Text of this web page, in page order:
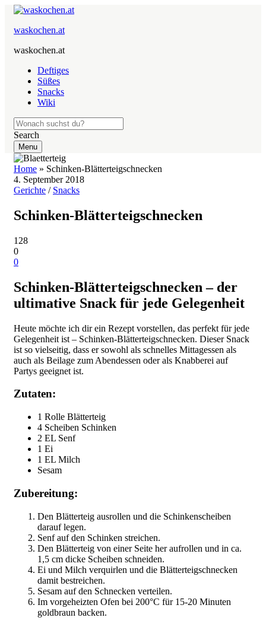
waskochen.at
waskochen.at
Deftiges
Süßes
Snacks
Wiki
Search
Menu
Home » Schinken-Blätterteigschnecken
4. September 2018
Gerichte / Snacks
Schinken-Blätterteigschnecken
128
0
0
Schinken-Blätterteigschnecken – der
ultimative Snack für jede Gelegenheit
Heute möchte ich dir ein Rezept vorstellen, das perfekt für jede
Gelegenheit ist – Schinken-Blätterteigschnecken. Dieser Snack
ist so vielseitig, dass er sowohl als schnelles Mittagessen als
auch als Beilage zum Abendessen oder als Knabberei auf
Partys geeignet ist.
Zutaten:
1 Rolle Blätterteig
4 Scheiben Schinken
2 EL Senf
1 Ei
1 EL Milch
Sesam
Zubereitung:
Den Blätterteig ausrollen und die Schinkenscheiben
darauf legen.
Senf auf den Schinken streichen.
Den Blätterteig von einer Seite her aufrollen und in ca.
1,5 cm dicke Scheiben schneiden.
Ei und Milch verquirlen und die Blätterteigschnecken
damit bestreichen.
Sesam auf den Schnecken verteilen.
Im vorgeheizten Ofen bei 200°C für 15-20 Minuten
goldbraun backen.